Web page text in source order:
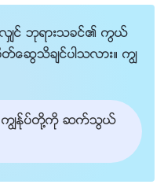
လွ်င္ ဘုရားသခင္၏ ကြယ္
ဆြသိခ်င္ပါသလား။ ကြၽ
ကြၽန္ုပ္တို႔ကို ဆက္သြယ္